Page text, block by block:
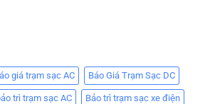
giá trạm sạc AC Báo Giá Trạm Sạc DC
trì trạm sạc AC Bảo trì trạm sạc xe điện